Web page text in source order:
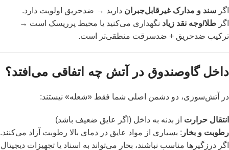
اگر سند و مدارک غیرقابل‌جبران دارید → ضدحریق اولویت دارد.
اگر طلا/وجه نقد زیاد نگهداری می‌کنید یا محیط پرریسک است →
ترکیب ضدحریق + ضدسرقت منطقی‌تر است.
داخل گاوصندوق در آتش چه اتفاقی می‌افتد؟
در آتش‌سوزی، دو دشمن اصلی شما فقط «شعله» نیستند:
انتقال حرارت از بدنه به داخل (اگر عایق ضعیف باشد)
رطوبت و بخار : بسیاری از مواد عایق در دمای بالا رطوبت آزاد می‌کنند.
اگر درزگیرها مناسب نباشند، بخار می‌تواند به اسناد یا تجهیزات دیجیتال